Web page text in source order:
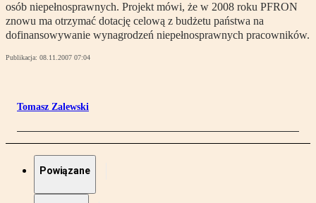
osób niepełnosprawnych. Projekt mówi, że w 2008 roku PFRON
znowu ma otrzymać dotację celową z budżetu państwa na
dofinansowywanie wynagrodzeń niepełnosprawnych pracowników.
Publikacja: 08.11.2007 07:04
Tomasz Zalewski
Powiązane